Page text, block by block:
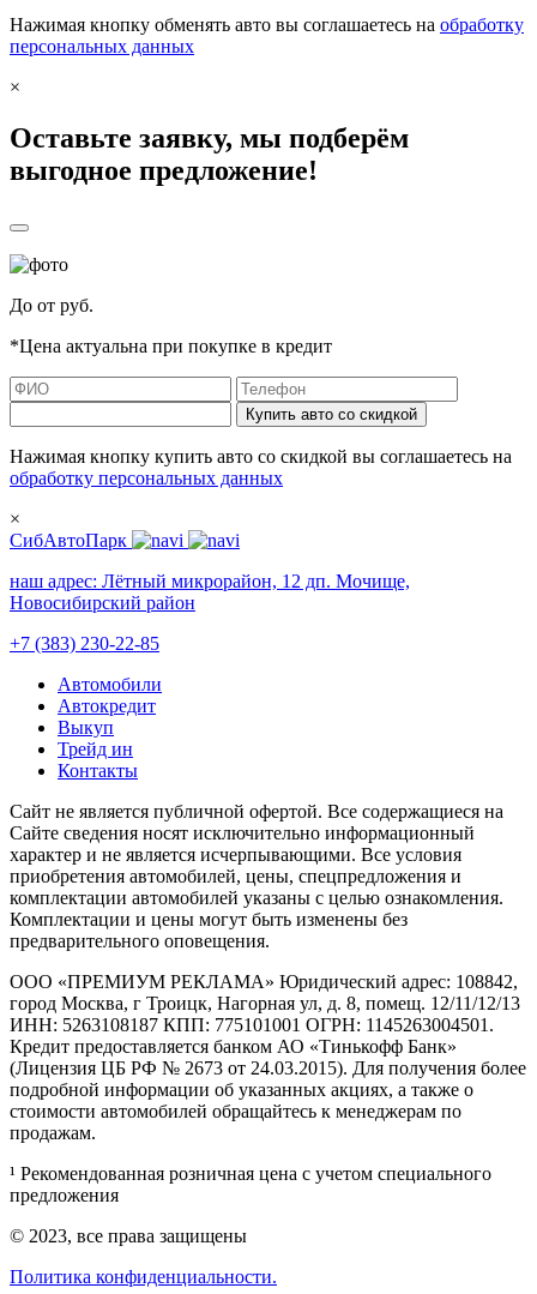
Нажимая кнопку обменять авто вы соглашаетесь на обработку
персональных данных
×
Оставьте заявку, мы подберём
выгодное предложение!
До от руб.
*Цена актуальна при покупке в кредит
Купить авто со скидкой
Нажимая кнопку купить авто со скидкой вы соглашаетесь на
обработку персональных данных
×
СибАвтоПарк
наш адрес: Лётный микрорайон, 12 дп. Мочище,
Новосибирский район
+7 (383) 230-22-85
Автомобили
Автокредит
Выкуп
Трейд ин
Контакты
Cайт не является публичной офертой. Все содержащиеся на
Сайте сведения носят исключительно информационный
характер и не является исчерпывающими. Все условия
приобретения автомобилей, цены, спецпредложения и
комплектации автомобилей указаны с целью ознакомления.
Комплектации и цены могут быть изменены без
предварительного оповещения.
ООО «ПРЕМИУМ РЕКЛАМА» Юридический адрес: 108842,
город Москва, г Троицк, Нагорная ул, д. 8, помещ. 12/11/12/13
ИНН: 5263108187 КПП: 775101001 ОГРН: 1145263004501.
Кредит предоставляется банком АО «Тинькофф Банк»
(Лицензия ЦБ РФ № 2673 от 24.03.2015). Для получения более
подробной информации об указанных акциях, а также о
стоимости автомобилей обращайтесь к менеджерам по
продажам.
¹ Рекомендованная розничная цена с учетом специального
предложения
© 2023, все права защищены
Политика конфиденциальности.